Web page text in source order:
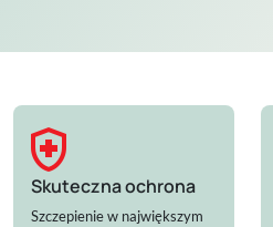
health_and_safety
Skuteczna ochrona
Szczepienie w największym